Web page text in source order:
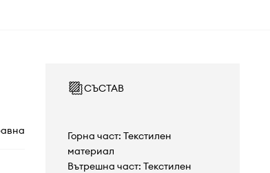
СЪСТАВ
Горна част: Текстилен
материал
Вътрешна част: Текстилен